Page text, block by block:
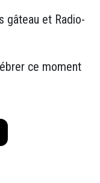
gâteau et Radio-
ce moment